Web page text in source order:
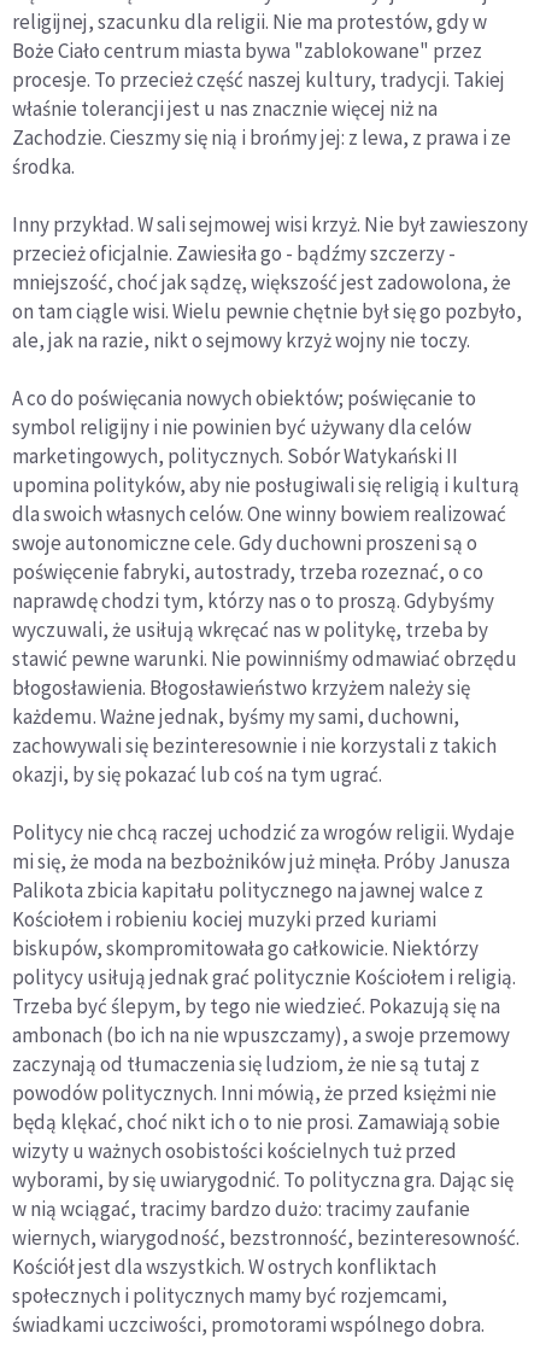
religijnej, szacunku dla religii. Nie ma protestów, gdy w
Boże Ciało centrum miasta bywa "zablokowane" przez
procesje. To przecież część naszej kultury, tradycji. Takiej
właśnie tolerancji jest u nas znacznie więcej niż na
Zachodzie. Cieszmy się nią i brońmy jej: z lewa, z prawa i ze
środka.
Inny przykład. W sali sejmowej wisi krzyż. Nie był zawieszony
przecież oficjalnie. Zawiesiła go - bądźmy szczerzy -
mniejszość, choć jak sądzę, większość jest zadowolona, że
on tam ciągle wisi. Wielu pewnie chętnie był się go pozbyło,
ale, jak na razie, nikt o sejmowy krzyż wojny nie toczy.
A co do poświęcania nowych obiektów; poświęcanie to
symbol religijny i nie powinien być używany dla celów
marketingowych, politycznych. Sobór Watykański II
upomina polityków, aby nie posługiwali się religią i kulturą
dla swoich własnych celów. One winny bowiem realizować
swoje autonomiczne cele. Gdy duchowni proszeni są o
poświęcenie fabryki, autostrady, trzeba rozeznać, o co
naprawdę chodzi tym, którzy nas o to proszą. Gdybyśmy
wyczuwali, że usiłują wkręcać nas w politykę, trzeba by
stawić pewne warunki. Nie powinniśmy odmawiać obrzędu
błogosławienia. Błogosławieństwo krzyżem należy się
każdemu. Ważne jednak, byśmy my sami, duchowni,
zachowywali się bezinteresownie i nie korzystali z takich
okazji, by się pokazać lub coś na tym ugrać.
Politycy nie chcą raczej uchodzić za wrogów religii. Wydaje
mi się, że moda na bezbożników już minęła. Próby Janusza
Palikota zbicia kapitału politycznego na jawnej walce z
Kościołem i robieniu kociej muzyki przed kuriami
biskupów, skompromitowała go całkowicie. Niektórzy
politycy usiłują jednak grać politycznie Kościołem i religią.
Trzeba być ślepym, by tego nie wiedzieć. Pokazują się na
ambonach (bo ich na nie wpuszczamy), a swoje przemowy
zaczynają od tłumaczenia się ludziom, że nie są tutaj z
powodów politycznych. Inni mówią, że przed księżmi nie
będą klękać, choć nikt ich o to nie prosi. Zamawiają sobie
wizyty u ważnych osobistości kościelnych tuż przed
wyborami, by się uwiarygodnić. To polityczna gra. Dając się
w nią wciągać, tracimy bardzo dużo: tracimy zaufanie
wiernych, wiarygodność, bezstronność, bezinteresowność.
Kościół jest dla wszystkich. W ostrych konfliktach
społecznych i politycznych mamy być rozjemcami,
świadkami uczciwości, promotorami wspólnego dobra.